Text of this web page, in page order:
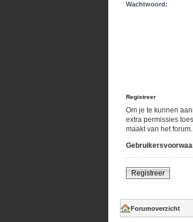
Wachtwoord:
Registreer
Om je te kunnen
extra permissies
maakt van het forum.
Registreer
Forumoverzicht